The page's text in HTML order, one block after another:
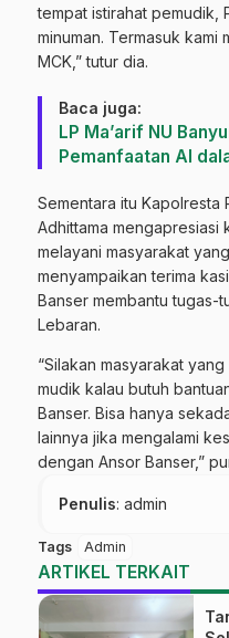
tempat istirahat pemudik,
minuman. Termasuk kami
MCK,” tutur dia.
Baca juga:
LP Ma’arif NU
Pemanfaatan AI
Sementara itu Kapolresta
Adhittama mengapresiasi
melayani masyarakat
menyampaikan terima
Banser membantu tugas-
Lebaran.
“Silakan masyarakat
mudik kalau butuh
Banser. Bisa hanya
lainnya jika mengalami
dengan Ansor Banser,”
Penulis: admin
Tags Admin
ARTIKEL TERKAIT